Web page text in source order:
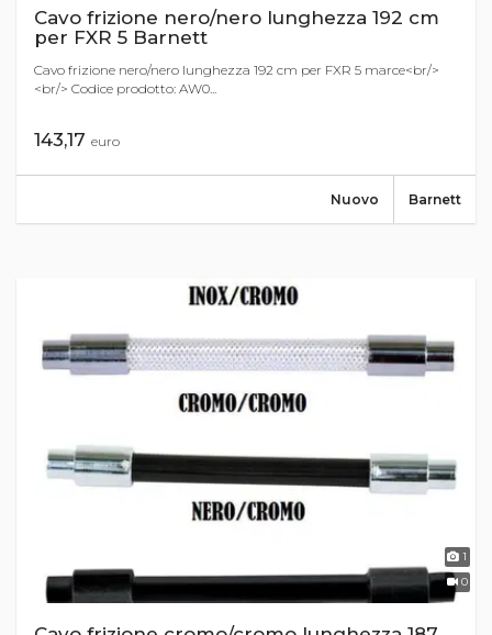
Cavo frizione nero/nero lunghezza 192 cm
per FXR 5 Barnett
Cavo frizione nero/nero lunghezza 192 cm per FXR 5 marce<br/>
<br/> Codice prodotto: AW0...
143,17 euro
Barnett
Nuovo
1
0